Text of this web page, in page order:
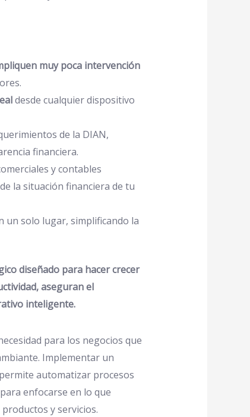
muy poca intervención
desde cualquier dispositivo
de la DIAN,
financiera.
y contables
la situación financiera de tu
un solo lugar, simplificando la
diseñado para hacer crecer
aseguran el
inteligente.
para los negocios que
Implementar un
automatizar procesos
enfocarse en lo que
y servicios.